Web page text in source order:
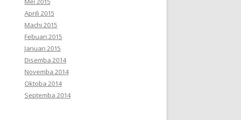
Aprili 2015
Machi 2015
Febuari 2015
Januari 2015
Disemba 2014
Novemba 2014
Oktoba 2014
Septemba 2014